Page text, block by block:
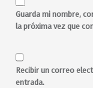
Guarda mi nombre,
la próxima vez que
Recibir un correo
entrada.